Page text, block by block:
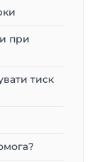
при
тиск